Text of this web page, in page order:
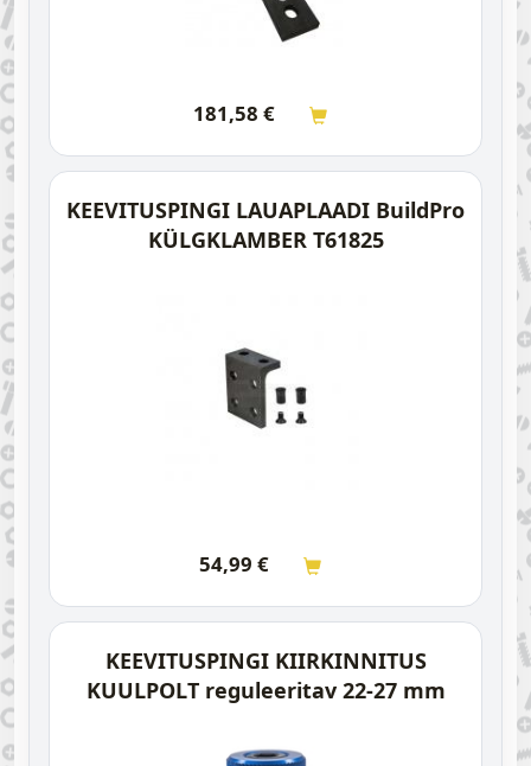
181,58 €
KEEVITUSPINGI LAUAPLAADI BuildPro
KÜLGKLAMBER T61825
54,99 €
KEEVITUSPINGI KIIRKINNITUS
KUULPOLT reguleeritav 22-27 mm